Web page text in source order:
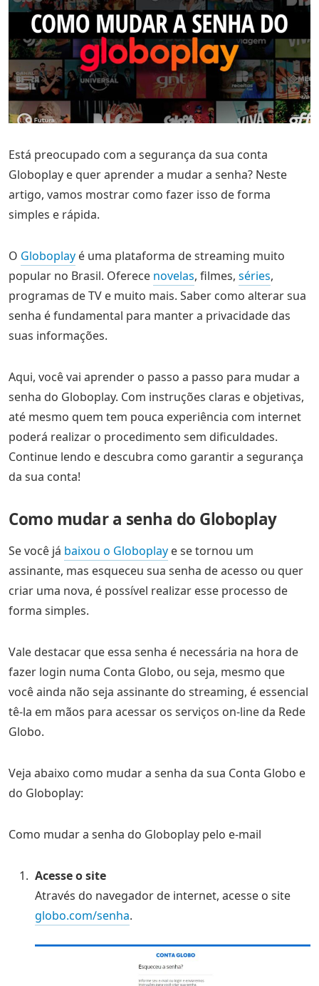
Está preocupado com a segurança da sua conta
Globoplay e quer aprender a mudar a senha? Neste
artigo, vamos mostrar como fazer isso de forma
simples e rápida.
O Globoplay é uma plataforma de streaming muito
popular no Brasil. Oferece novelas, filmes, séries,
programas de TV e muito mais. Saber como alterar sua
senha é fundamental para manter a privacidade das
suas informações.
Aqui, você vai aprender o passo a passo para mudar a
senha do Globoplay. Com instruções claras e objetivas,
até mesmo quem tem pouca experiência com internet
poderá realizar o procedimento sem dificuldades.
Continue lendo e descubra como garantir a segurança
da sua conta!
Como mudar a senha do Globoplay
Se você já baixou o Globoplay e se tornou um
assinante, mas esqueceu sua senha de acesso ou quer
criar uma nova, é possível realizar esse processo de
forma simples.
Vale destacar que essa senha é necessária na hora de
fazer login numa Conta Globo, ou seja, mesmo que
você ainda não seja assinante do streaming, é essencial
tê-la em mãos para acessar os serviços on-line da Rede
Globo.
Veja abaixo como mudar a senha da sua Conta Globo e
do Globoplay:
Como mudar a senha do Globoplay pelo e-mail
Acesse o site
Através do navegador de internet, acesse o site
globo.com/senha.